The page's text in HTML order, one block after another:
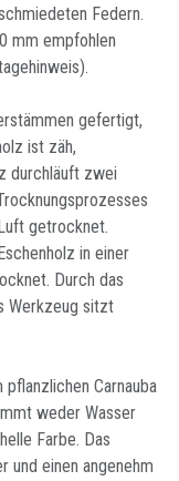
Federn.
mm empfohlen
gefertigt,
ist zäh,
durchläuft zwei
getrocknet.
in einer
Durch das
Werkzeug sitzt
Carnauba
weder Wasser
Farbe. Das
und einen angenehm